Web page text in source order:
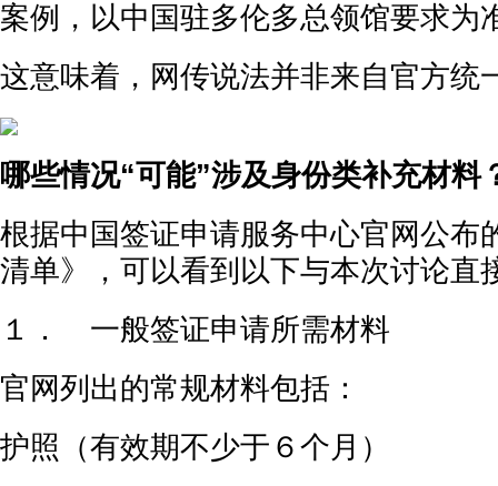
案例，以中国驻多伦多总领馆要求为
这意味着，网传说法并非来自官方统
哪些情况“可能”涉及身份类补充材料
根据中国签证申请服务中心官网公布
清单》，可以看到以下与本次讨论直
１． 一般签证申请所需材料
官网列出的常规材料包括：
护照（有效期不少于６个月）